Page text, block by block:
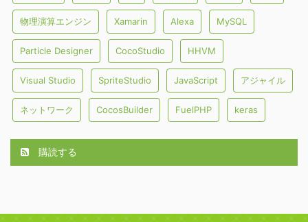
物理演算エンジン Xamarin Alexa MySQL
Particle Designer CocoStudio HHVM
Visual Studio SpriteStudio JavaScript アジャイル
ネットワーク CocosBuilder FuelPHP keras
購読する